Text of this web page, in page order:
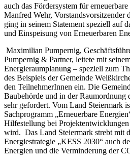
auch das Fördersystem für
Manfred Wehr, Vorstandsvorsitzender
ging in seinem Statement speziell auf
und Einspeisung von Erneuerbaren
Maximilian Pumpernig,
Pumpernig & Partner, leitete mit
Energieraumplanung – speziell zum
des Beispiels der Gemeinde
den TeilnehmerInnen ein. Die
Baubehörde und in der Raumordnung
sehr gefordert. Vom Land Steiermark
Sachprogramm „Erneuerbare
Hilfestellung bei
wird. Das Land Steiermark strebt mit
Energiestrategie „KESS 2030“ auch
Energien und die Verminderung der